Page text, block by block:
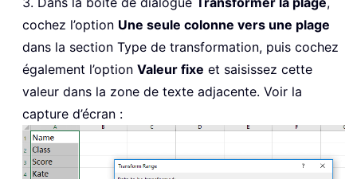
cochez l’option Une seule colonne vers une plage
dans la section Type de transformation, puis cochez
également l’option Valeur fixe et saisissez cette
valeur dans la zone de texte adjacente. Voir la
capture d’écran :